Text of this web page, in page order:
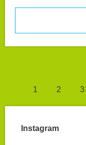
1 2 3
Instagram